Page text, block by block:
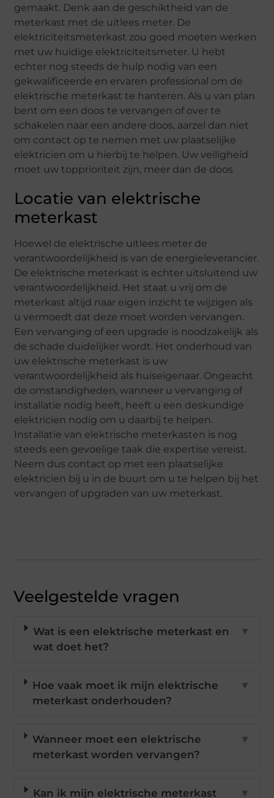
gemaakt. Denk aan de geschiktheid van de
meterkast met de uitlees meter. De
elektriciteitsmeterkast zou goed moeten werken
met uw huidige elektriciteitsmeter. U hebt
echter nog steeds de hulp nodig van een
gekwalificeerde en ervaren professional om de
elektrische meterkast te hanteren. Als u van plan
bent om een ​​doos te vervangen of over te
schakelen naar een andere doos, aarzel dan niet
om contact op te nemen met uw plaatselijke
elektricien om u hierbij te helpen. Uw veiligheid
moet uw topprioriteit zijn, meer dan de doos
Locatie van elektrische
meterkast
Hoewel de elektrische uitlees meter de
verantwoordelijkheid is van de energieleverancier.
De elektrische meterkast is echter uitsluitend uw
verantwoordelijkheid. Het staat u vrij om de
meterkast altijd naar eigen inzicht te wijzigen als
u vermoedt dat deze moet worden vervangen.
Een vervanging of een upgrade is noodzakelijk als
de schade duidelijker wordt. Het onderhoud van
uw elektrische meterkast is uw
verantwoordelijkheid als huiseigenaar. Ongeacht
de omstandigheden, wanneer u vervanging of
installatie nodig heeft, heeft u een deskundige
elektricien nodig om u daarbij te helpen.
Installatie van elektrische meterkasten is nog
steeds een gevoelige taak die expertise vereist.
Neem dus contact op met een plaatselijke
elektricien bij u in de buurt om u te helpen bij het
vervangen of upgraden van uw meterkast.
Veelgestelde vragen
Wat is een elektrische meterkast en
wat doet het?
▼
Hoe vaak moet ik mijn elektrische
meterkast onderhouden?
▼
Wanneer moet een elektrische
meterkast worden vervangen?
▼
Kan ik mijn elektrische meterkast ▼